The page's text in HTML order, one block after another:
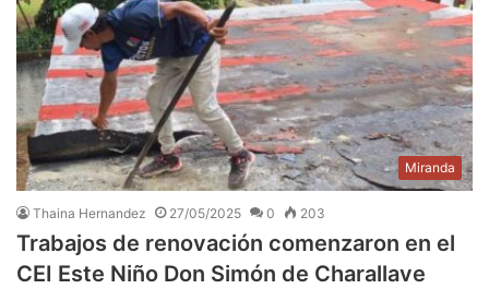
Miranda
Thaina Hernandez 27/05/2025 0 203
Trabajos de renovación comenzaron en el
CEI Este Niño Don Simón de Charallave